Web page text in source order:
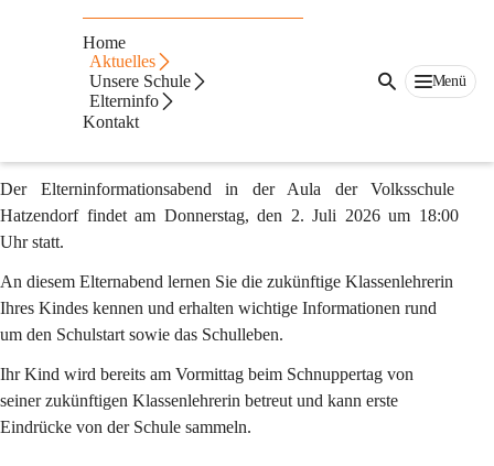
Home
Aktuelles
Unsere Schule
Elterninfo
Kontakt
Menü
Infos für
Schulanfänger
Elterninformationsabend
Der Elterninformationsabend in der Aula der Volksschule
Hatzendorf findet am Donnerstag, den 2. Juli 2026 um 18:00
Uhr statt.
An diesem Elternabend lernen Sie die zukünftige Klassenlehrerin
Ihres Kindes kennen und erhalten wichtige Informationen rund
um den Schulstart sowie das Schulleben.
Ihr Kind wird bereits am Vormittag beim Schnuppertag von
seiner zukünftigen Klassenlehrerin betreut und kann erste
Eindrücke von der Schule sammeln.